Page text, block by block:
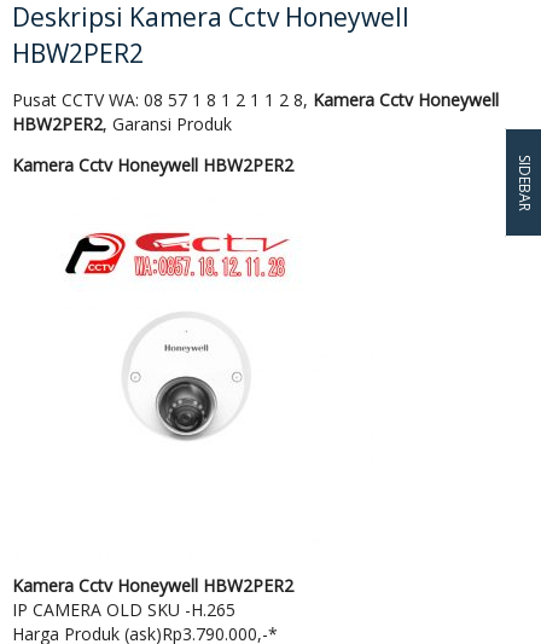
Deskripsi Kamera Cctv Honeywell
HBW2PER2
Pusat CCTV WA: 08 57 1 8 1 2 1 1 2 8, Kamera Cctv Honeywell
HBW2PER2, Garansi Produk
Kamera Cctv Honeywell HBW2PER2
Kamera Cctv Honeywell HBW2PER2
IP CAMERA OLD SKU -H.265
Harga Produk (ask)Rp3.790.000,-*
SIDEBAR